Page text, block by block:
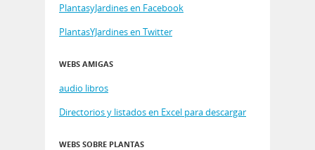
PlantasyJardines en Facebook
PlantasYJardines en Twitter
WEBS AMIGAS
audio libros
Directorios y listados en Excel para descargar
WEBS SOBRE PLANTAS